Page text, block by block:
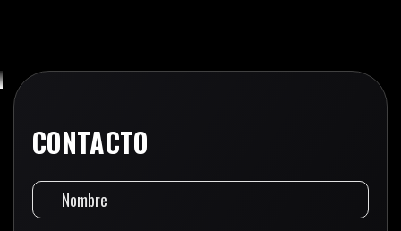
CONTACTO